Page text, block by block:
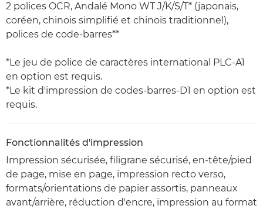
2 polices OCR, Andalé Mono WT J/K/S/T* (japonais,
coréen, chinois simplifié et chinois traditionnel),
polices de code-barres**
*Le jeu de police de caractères international PLC-A1
en option est requis.
*Le kit d'impression de codes-barres-D1 en option est
requis.
Fonctionnalités d'impression
Impression sécurisée, filigrane sécurisé, en-tête/pied
de page, mise en page, impression recto verso,
formats/orientations de papier assortis, panneaux
avant/arrière, réduction d'encre, impression au format